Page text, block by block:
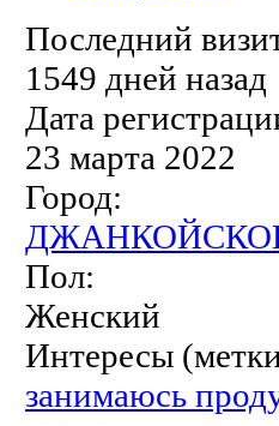
Последний
1549 дней назад
Дата
23 марта 2022
Город:
Пол:
Женский
Интересы
занимаюсь